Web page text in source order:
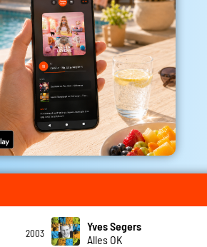
2003
Yves Segers
Alles OK